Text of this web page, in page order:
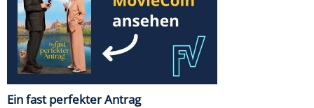
Ein fast perfekter Antrag